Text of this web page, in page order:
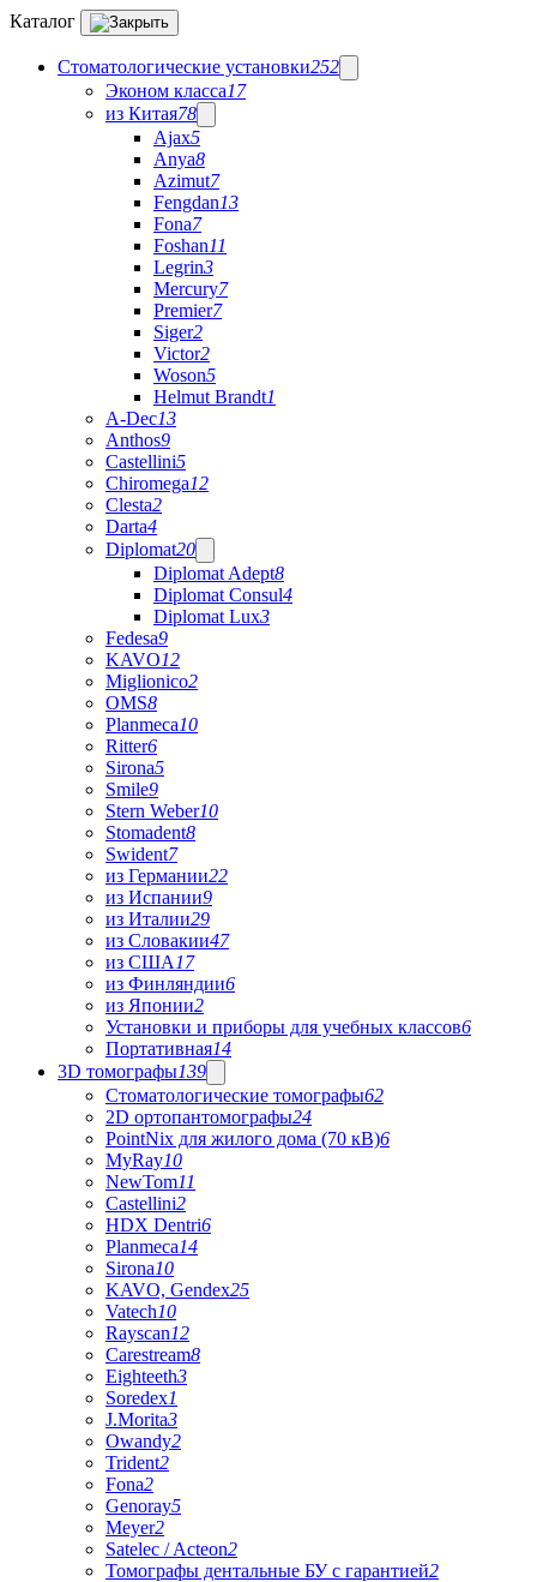
Каталог
Стоматологические установки252
Эконом класса17
из Китая78
Ajax5
Anya8
Azimut7
Fengdan13
Fona7
Foshan11
Legrin3
Mercury7
Premier7
Siger2
Victor2
Woson5
Helmut Brandt1
A-Dec13
Anthos9
Castellini5
Chiromega12
Clesta2
Darta4
Diplomat20
Diplomat Adept8
Diplomat Consul4
Diplomat Lux3
Fedesa9
KAVO12
Miglionico2
OMS8
Planmeca10
Ritter6
Sirona5
Smile9
Stern Weber10
Stomadent8
Swident7
из Германии22
из Испании9
из Италии29
из Словакии47
из США 17
из Финляндии6
из Японии2
Установки и приборы для учебных классов6
Портативная14
3D томографы139
Стоматологические томографы62
2D ортопантомографы24
PointNix для жилого дома (70 кВ)6
MyRay10
NewTom11
Castellini2
HDX Dentri6
Planmeca14
Sirona10
KAVO, Gendex25
Vatech10
Rayscan12
Carestream8
Eighteeth3
Soredex1
J.Morita3
Owandy2
Trident2
Fona2
Genoray5
Meyer2
Satelec / Acteon2
Томографы дентальные БУ с гарантией2